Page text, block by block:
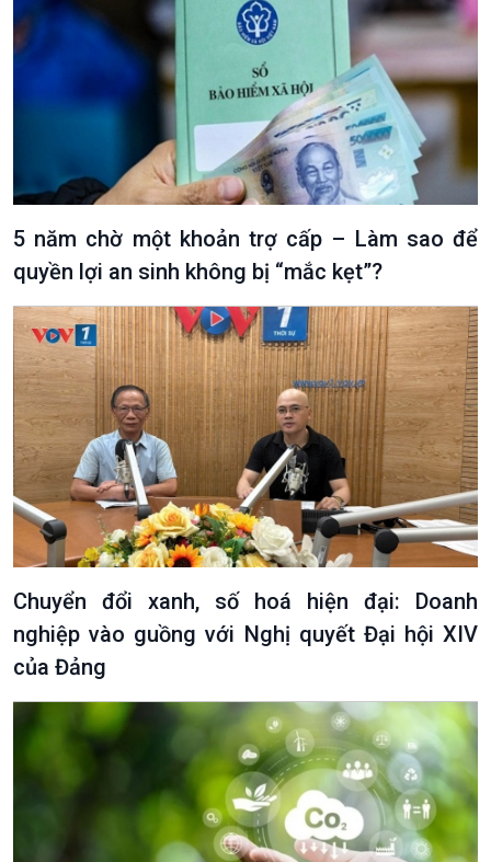
Góc nhìn VOV1
Bình luận
10 phút Sự kiện - Luận bàn
Câu chuyện thời sự
Dòng chảy sự kiện
Diễn đàn chủ nhật
Chuyện đêm
5 năm chờ một khoản trợ cấp – Làm sao để
quyền lợi an sinh không bị “mắc kẹt”?
Chuyển đổi xanh, số hoá hiện đại: Doanh
nghiệp vào guồng với Nghị quyết Đại hội XIV
của Đảng